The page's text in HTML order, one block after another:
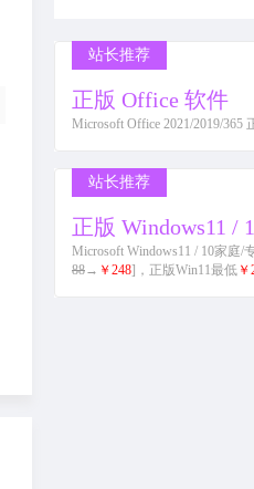
站长推荐
正版 Office 软件
Microsoft Office 2021/2019/365
站长推荐
正版 Windows11 /
Microsoft Windows11 / 10家庭/
88→ ￥248]，正版Win11最低